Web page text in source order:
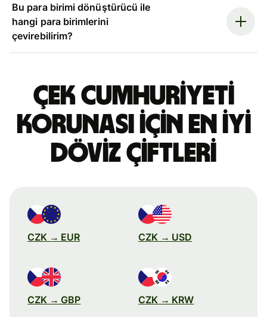
Bu para birimi dönüştürücü ile
hangi para birimlerini
çevirebilirim?
Çek Cumhuriyeti
korunası için en iyi
döviz çiftleri
CZK → EUR CZK → USD
CZK → GBP CZK → KRW